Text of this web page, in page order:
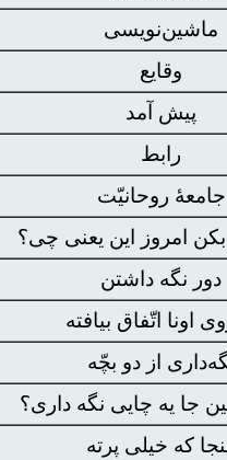
ماشین‌نویسی
وقایع
پیش آمد
رابط
جامعهٔ روحانیّت
امروز این یعنی چی؟
دور نگه داشتن
اونا اتّفاق بیافته
از دو بچّه
جا یه چایی نگه داری؟
که خیلی پرته